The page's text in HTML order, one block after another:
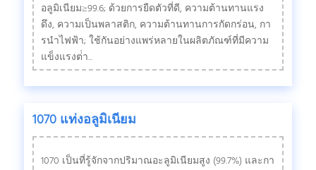
อลูมิเนียม≥99.6; ด้วยการยืดตัวที่ดี, ความต้านทานแรง
ดึง, ความเป็นพลาสติก, ความต้านทานการกัดกร่อน, กา
รนําไฟฟ้า; ใช้กันอย่างแพร่หลายในผลิตภัณฑ์ที่มีความ
แข็งแรงต่ํา...
1070 แท่งอลูมิเนียม
1070 เป็นที่รู้จักจากปริมาณอะลูมิเนียมสูง (99.7%) และกา